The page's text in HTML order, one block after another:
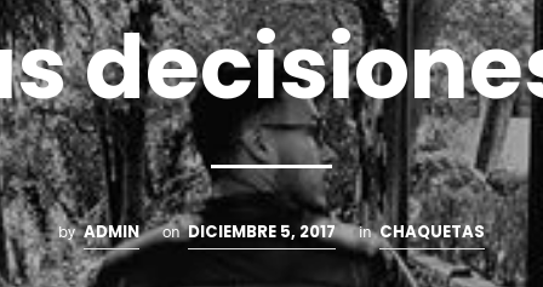
by ADMIN on DICIEMBRE 5, 2017 in CHAQUETAS